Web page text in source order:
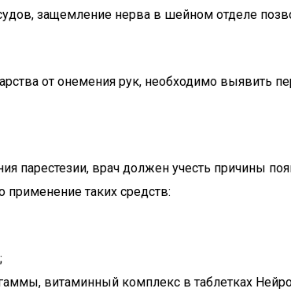
защемление нерва в шейном отделе
от онемения рук, необходимо выявить
парестезии, врач должен учесть причины
таких средств:
витаминный комплекс в таблетках